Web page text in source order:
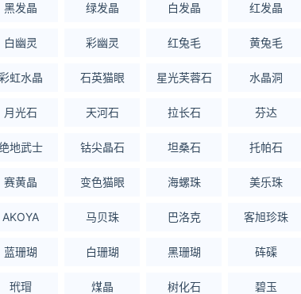
黑发晶 绿发晶 白发晶 红发晶
白幽灵 彩幽灵 红兔毛 黄兔毛
虹水晶 石英猫眼 星光芙蓉石 水晶洞
月光石 天河石 拉长石 芬达
地武士 钴尖晶石 坦桑石 托帕石
赛黄晶 变色猫眼 海螺珠 美乐珠
AKOYA 马贝珠 巴洛克 客旭珍珠
蓝珊瑚 白珊瑚 黑珊瑚 砗磲
玳瑁 煤晶 树化石 碧玉